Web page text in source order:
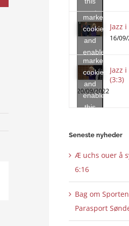
content
accept
marketing
cookies
and
enable
this
content
Jazz
16/
Click
to
accept
marketing
cookies
and
enable
this
Jazz
(3:3)
20/09/2022
Seneste nyheder
Æ uchs ouer å
6:16
Bag om
Parasport